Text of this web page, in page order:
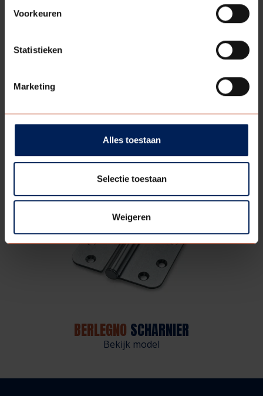
Voorkeuren
Statistieken
Marketing
Alles toestaan
Selectie toestaan
Weigeren
AVENTOSCHARNIER
Bekijk model
BERLEGNO SCHARNIER
Bekijk model